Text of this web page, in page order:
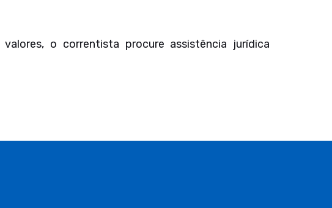
o correntista procure assistência jurídica